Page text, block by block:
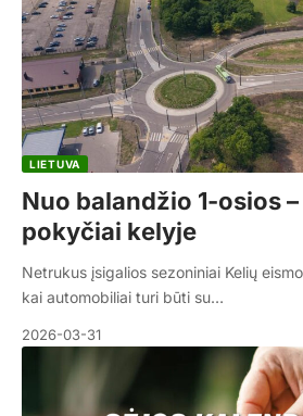
LIETUVA
Nuo balandžio 1-osios
pokyčiai kelyje
Netrukus įsigalios sezoniniai Kelių
kai automobiliai turi būti su…
2026-03-31